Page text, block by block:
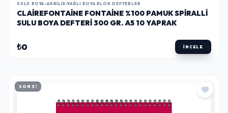
SULU BOYA-AKRILIK-YAĞLI BOYA BLOK DEFTERLER
CLAIREFONTAINE FONTAINE %100 PAMUK SPIRALLI
SULU BOYA DEFTERI 300 GR. A5 10 YAPRAK
₺0 İNCELE
SON 3!